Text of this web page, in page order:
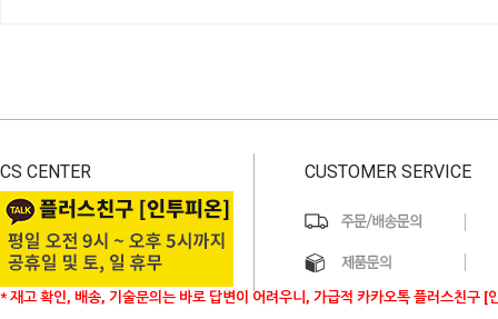
CS CENTER
* 재고 확인, 배송, 기술문의는 바로 답변이 어려우니, 가급적 카카오톡 플러스친구 [
CUSTOMER SERVICE